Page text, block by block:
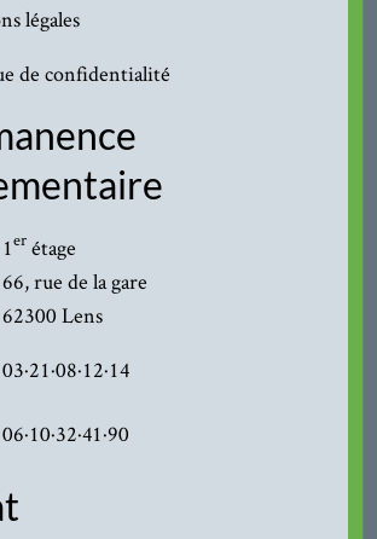
légales
de confidentialité
1erétage
66, rue de la gare
62300 Lens
03·21·08·12·14
06·10·32·41·90